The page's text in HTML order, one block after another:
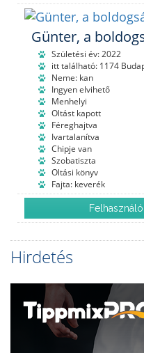
Günter, a
Születési év: 2022
itt található: 1174
Neme: kan
Ingyen elvihető
Menhelyi
Oltást kapott
Féreghajtva
Ivartalanítva
Chipje van
Szobatiszta
Oltási könyv
Fajta: keverék
Hirdetés